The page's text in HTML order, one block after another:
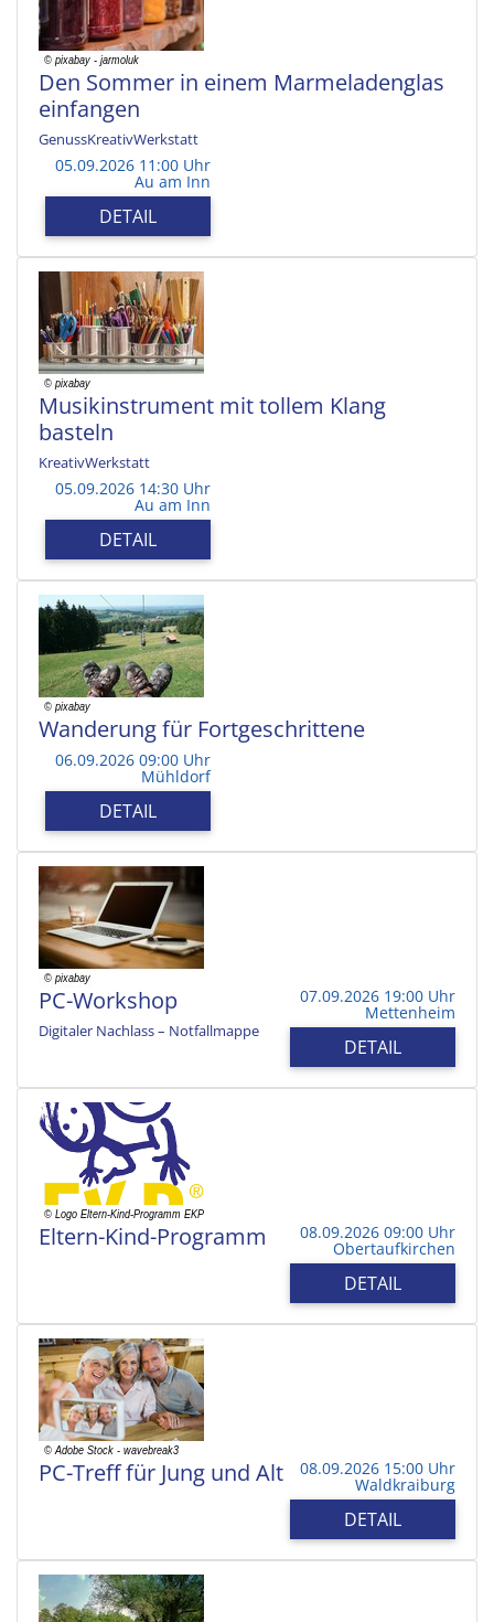
Den Sommer in einem Marmeladenglas
einfangen
GenussKreativWerkstatt
05.09.2026 11:00 Uhr
Au am Inn
DETAIL
Musikinstrument mit tollem Klang
basteln
KreativWerkstatt
05.09.2026 14:30 Uhr
Au am Inn
DETAIL
Wanderung für Fortgeschrittene
06.09.2026 09:00 Uhr
Mühldorf
DETAIL
PC-Workshop
Digitaler Nachlass – Notfallmappe
07.09.2026 19:00 Uhr
Mettenheim
DETAIL
Eltern-Kind-Programm 08.09.2026 09:00 Uhr
Obertaufkirchen
DETAIL
PC-Treff für Jung und Alt 08.09.2026 15:00 Uhr
Waldkraiburg
DETAIL